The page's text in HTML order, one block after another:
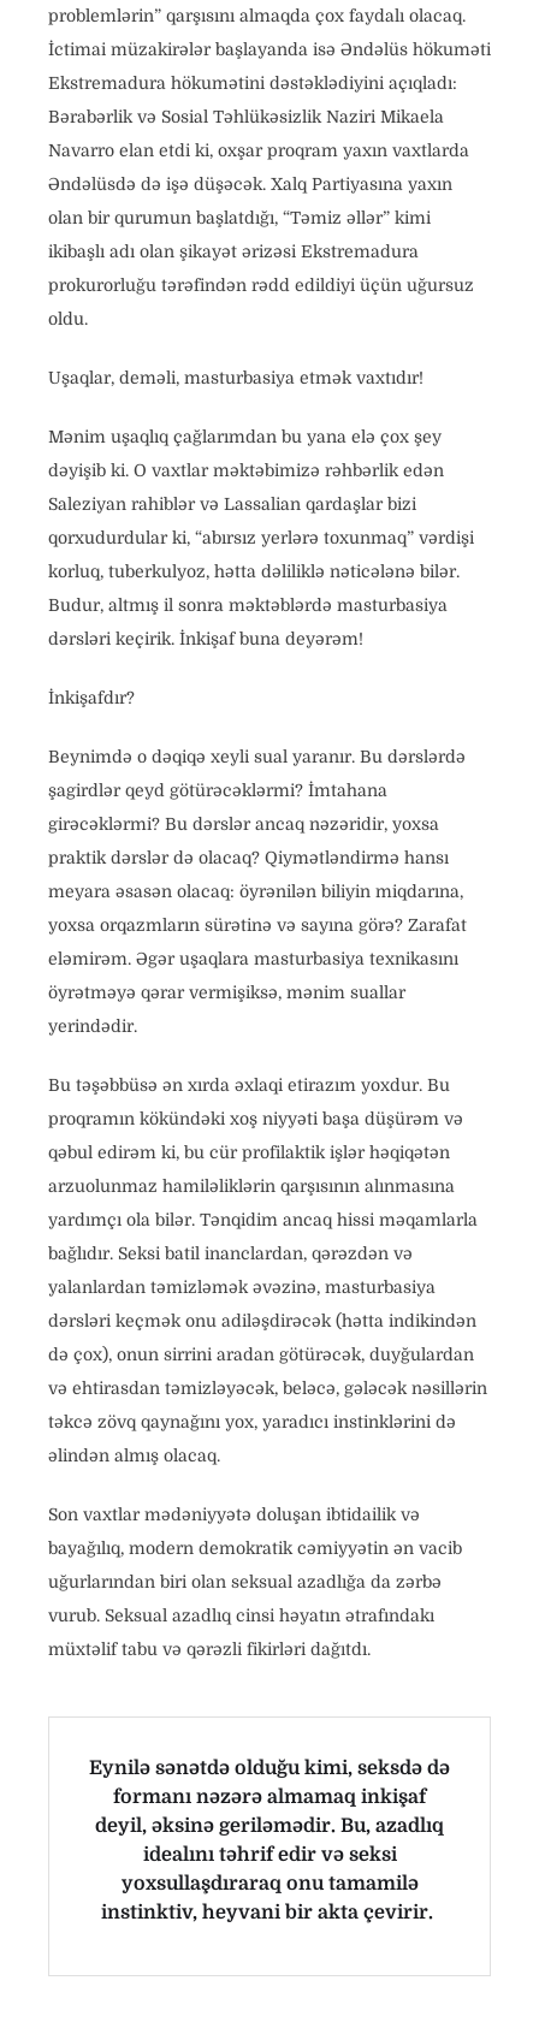
problemlərin” qarşısını almaqda çox faydalı olacaq.
İctimai müzakirələr başlayanda isə Əndəlüs hökuməti
Ekstremadura hökumətini dəstəklədiyini açıqladı:
Bərabərlik və Sosial Təhlükəsizlik Naziri Mikaela
Navarro elan etdi ki, oxşar proqram yaxın vaxtlarda
Əndəlüsdə də işə düşəcək. Xalq Partiyasına yaxın
olan bir qurumun başlatdığı, “Təmiz əllər” kimi
ikibaşlı adı olan şikayət ərizəsi Ekstremadura
prokurorluğu tərəfindən rədd edildiyi üçün uğursuz
oldu.
Uşaqlar, deməli, masturbasiya etmək vaxtıdır!
Mənim uşaqlıq çağlarımdan bu yana elə çox şey
dəyişib ki. O vaxtlar məktəbimizə rəhbərlik edən
Saleziyan rahiblər və Lassalian qardaşlar bizi
qorxudurdular ki, “abırsız yerlərə toxunmaq” vərdişi
korluq, tuberkulyoz, hətta dəliliklə nəticələnə bilər.
Budur, altmış il sonra məktəblərdə masturbasiya
dərsləri keçirik. İnkişaf buna deyərəm!
İnkişafdır?
Beynimdə o dəqiqə xeyli sual yaranır. Bu dərslərdə
şagirdlər qeyd götürəcəklərmi? İmtahana
girəcəklərmi? Bu dərslər ancaq nəzəridir, yoxsa
praktik dərslər də olacaq? Qiymətləndirmə hansı
meyara əsasən olacaq: öyrənilən biliyin miqdarına,
yoxsa orqazmların sürətinə və sayına görə? Zarafat
eləmirəm. Əgər uşaqlara masturbasiya texnikasını
öyrətməyə qərar vermişiksə, mənim suallar
yerindədir.
Bu təşəbbüsə ən xırda əxlaqi etirazım yoxdur. Bu
proqramın kökündəki xoş niyyəti başa düşürəm və
qəbul edirəm ki, bu cür profilaktik işlər həqiqətən
arzuolunmaz hamiləliklərin qarşısının alınmasına
yardımçı ola bilər. Tənqidim ancaq hissi məqamlarla
bağlıdır. Seksi batil inanclardan, qərəzdən və
yalanlardan təmizləmək əvəzinə, masturbasiya
dərsləri keçmək onu adiləşdirəcək (hətta indikindən
də çox), onun sirrini aradan götürəcək, duyğulardan
və ehtirasdan təmizləyəcək, beləcə, gələcək nəsillərin
təkcə zövq qaynağını yox, yaradıcı instinklərini də
əlindən almış olacaq.
Son vaxtlar mədəniyyətə doluşan ibtidailik və
bayağılıq, modern demokratik cəmiyyətin ən vacib
uğurlarından biri olan seksual azadlığa da zərbə
vurub. Seksual azadlıq cinsi həyatın ətrafındakı
müxtəlif tabu və qərəzli fikirləri dağıtdı.
Eynilə sənətdə olduğu kimi, seksdə də
formanı nəzərə almamaq inkişaf
deyil, əksinə geriləmədir. Bu, azadlıq
idealını təhrif edir və seksi
yoxsullaşdıraraq onu tamamilə
instinktiv, heyvani bir akta çevirir.